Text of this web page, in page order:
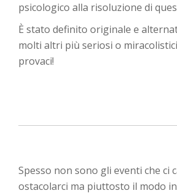
psicologico alla risoluzione di
È stato definito originale e
molti altri più seriosi o
provaci!
Spesso non sono gli eventi che ci
ostacolarci ma piuttosto il modo